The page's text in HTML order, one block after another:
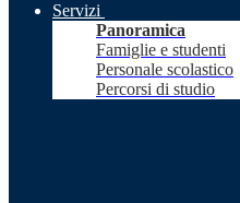
Servizi
Panoramica
Famiglie e studenti
Personale scolastico
Percorsi di studio